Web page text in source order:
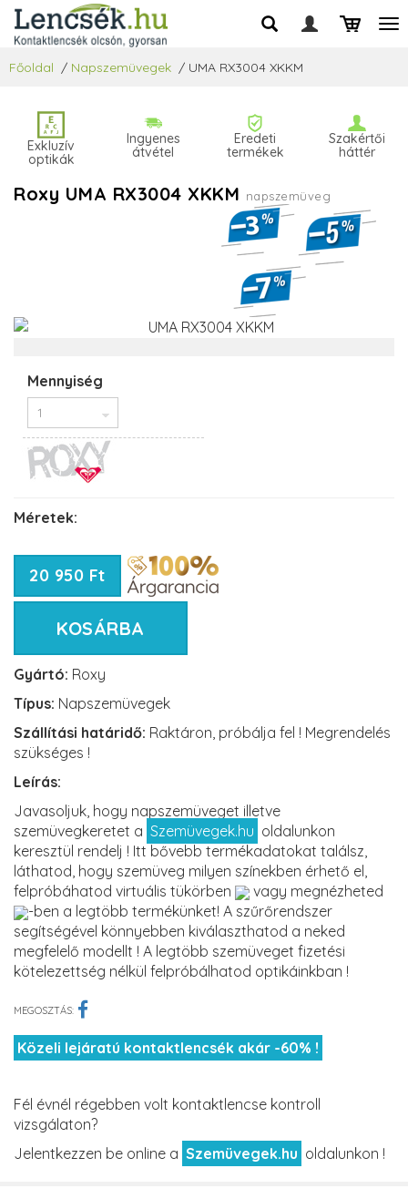
Főoldal / Napszemüvegek / UMA RX3004 XKKM
Exkluzív
optikák
Ingyenes
átvétel
Eredeti
termékek
Szakértői
háttér
Roxy UMA RX3004 XKKM napszemüveg
Mennyiség
Méretek:
20 950 Ft
KOSÁRBA
Gyártó: Roxy
Típus: Napszemüvegek
Szállítási határidő: Raktáron, próbálja fel ! Megrendelés
szükséges !
Leírás:
Javasoljuk, hogy napszemüveget illetve
szemüvegkeretet a Szemüvegek.hu oldalunkon
keresztül rendelj ! Itt bővebb termékadatokat találsz,
láthatod, hogy szemüveg milyen színekben érhető el,
felpróbáhatod virtuális tükörben
vagy megnézheted
-ben a legtöbb termékünket! A szűrőrendszer
segítségével könnyebben kiválaszthatod a neked
megfelelő modellt ! A legtöbb szemüveget fizetési
kötelezettség nélkül felpróbálhatod optikáinkban !
MEGOSZTÁS:
Közeli lejáratú kontaktlencsék akár -60% !
Fél évnél régebben volt kontaktlencse kontroll
vizsgálaton?
Jelentkezzen be online a Szemüvegek.hu oldalunkon !